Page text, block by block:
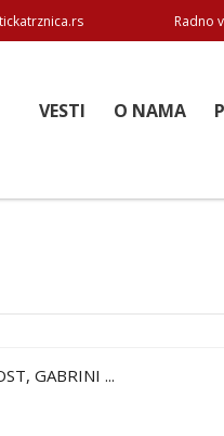
Radno
VESTI O NAMA
GABRINI ...